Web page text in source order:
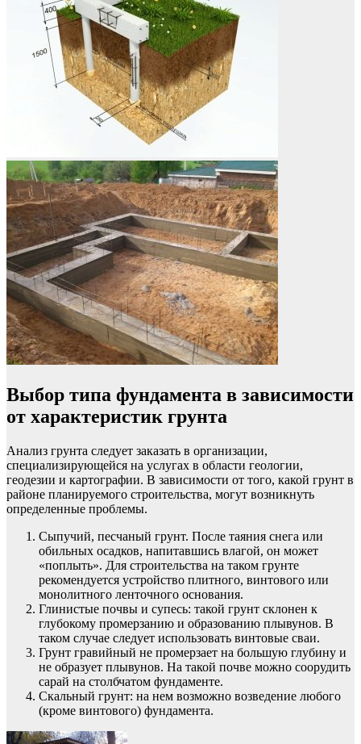
Выбор типа фундамента в зависимости
от характеристик грунта
Анализ грунта следует заказать в организации,
специализирующейся на услугах в области геологии,
геодезии и картографии. В зависимости от того, какой грунт в
районе планируемого строительства, могут возникнуть
определенные проблемы.
Сыпучий, песчаный грунт. После таяния снега или
обильных осадков, напитавшись влагой, он может
«поплыть». Для строительства на таком грунте
рекомендуется устройство плитного, винтового или
монолитного ленточного основания.
Глинистые почвы и супесь: такой грунт склонен к
глубокому промерзанию и образованию плывунов. В
таком случае следует использовать винтовые сваи.
Грунт гравийный не промерзает на большую глубину и
не образует плывунов. На такой почве можно соорудить
сарай на столбчатом фундаменте.
Скальный грунт: на нем возможно возведение любого
(кроме винтового) фундамента.